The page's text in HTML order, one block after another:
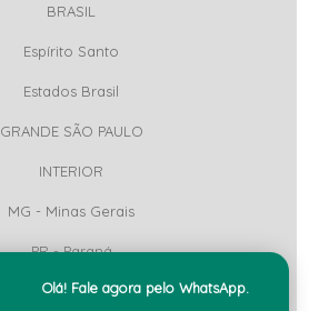
BRASIL
Espírito Santo
Estados Brasil
GRANDE SÃO PAULO
INTERIOR
MG - Minas Gerais
PR - Paraná
RJ - Rio de Janeiro
Olá! Fale agora pelo WhatsApp.